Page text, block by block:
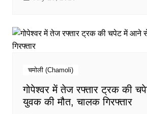
चमोली (Chamoli)
गोपेश्वर में तेज रफ्तार ट्रक की
युवक की मौत, चालक गिरफ्तार